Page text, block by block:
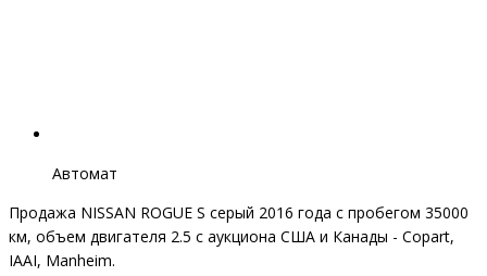
Автомат
Продажа NISSAN ROGUE S серый 2016 года с пробегом 35000
км, объем двигателя 2.5 с аукциона США и Канады - Copart,
IAAI, Manheim.